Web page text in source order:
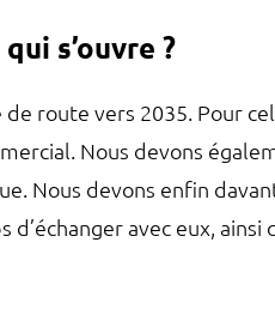
s’ouvre ?
route vers 2035. Pour
Nous devons
Nous devons enfin
avec eux,